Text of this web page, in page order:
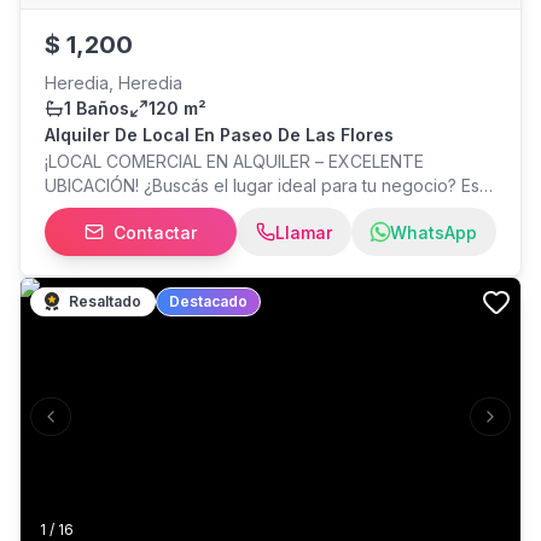
$ 1,200
Heredia, Heredia
1 Baños
120 m²
Alquiler De Local En Paseo De Las Flores
¡LOCAL COMERCIAL EN ALQUILER – EXCELENTE
UBICACIÓN! ¿Buscás el lugar ideal para tu negocio? Este
espacio lo tiene TODO 120,50 m² listos para operar
Incluye bodega + baño Ubicación estratégica de alto
tránsito Espacio versátil para múltiples giros Ideal para
tiendas, servicios, showroom o expansión de marca
Mensualidad desde los $1.200,00 Aprovechá esta
Contactar Llamar WhatsApp
1 / 16
Previous slide Next
Resaltado Destacado